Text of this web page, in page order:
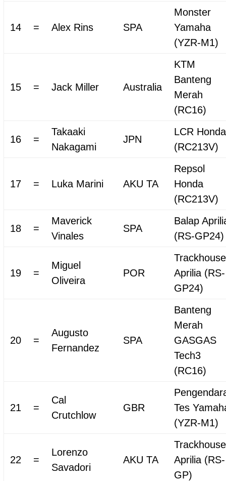
14 = Alex Rins SPA
Monster
Yamaha
(YZR-M1)
15 = Jack Miller Australia
KTM
Banteng
Merah
(RC16)
16 =
Takaaki
Nakagami
JPN
LCR Honda
(RC213V)
17 = Luka Marini AKU TA
Repsol
Honda
(RC213V)
18 =
Maverick
Vinales
SPA
Balap
(RS-GP24)
19 =
Miguel
Oliveira
POR
Trackhouse
Aprilia (RS-
GP24)
20 =
Augusto
Fernandez
SPA
Banteng
Merah
GASGAS
Tech3
(RC16)
21 =
Cal
Crutchlow
GBR
Tes
(YZR-M1)
22 =
Lorenzo
Savadori
AKU TA
Trackhouse
Aprilia (RS-
GP)